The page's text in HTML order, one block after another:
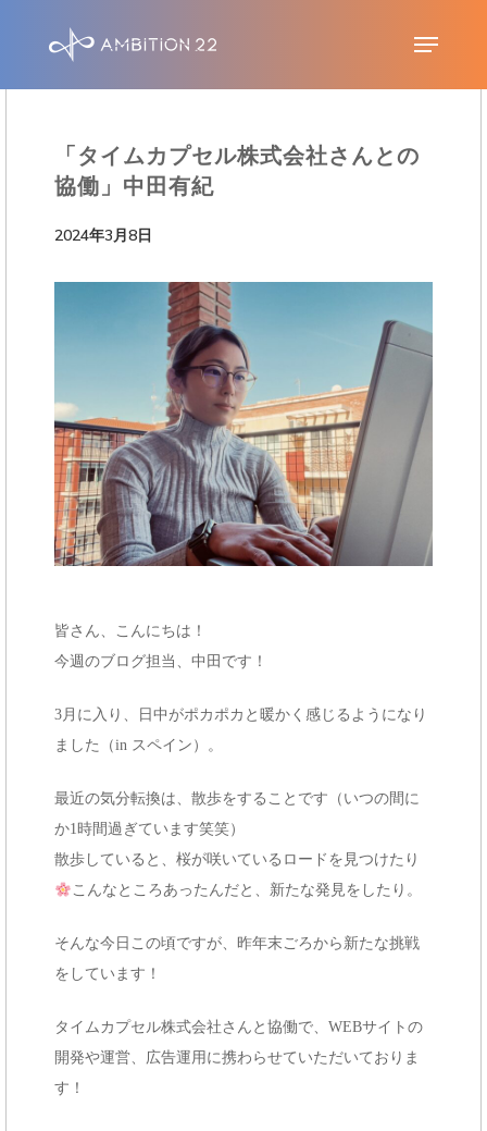
i
Menu
「タイムカプセル株式会社さんとの
協働」中田有紀
2024年3月8日
皆さん、こんにちは！
今週のブログ担当、中田です！
3月に入り、日中がポカポカと暖かく感じるようになり
ました（in スペイン）。
最近の気分転換は、散歩をすることです（いつの間に
か1時間過ぎています笑笑）
散歩していると、桜が咲いているロードを見つけたり
こんなところあったんだと、新たな発見をしたり。
そんな今日この頃ですが、昨年末ごろから新たな挑戦
をしています！
タイムカプセル株式会社さんと協働で、WEBサイトの
開発や運営、広告運用に携わらせていただいておりま
す！